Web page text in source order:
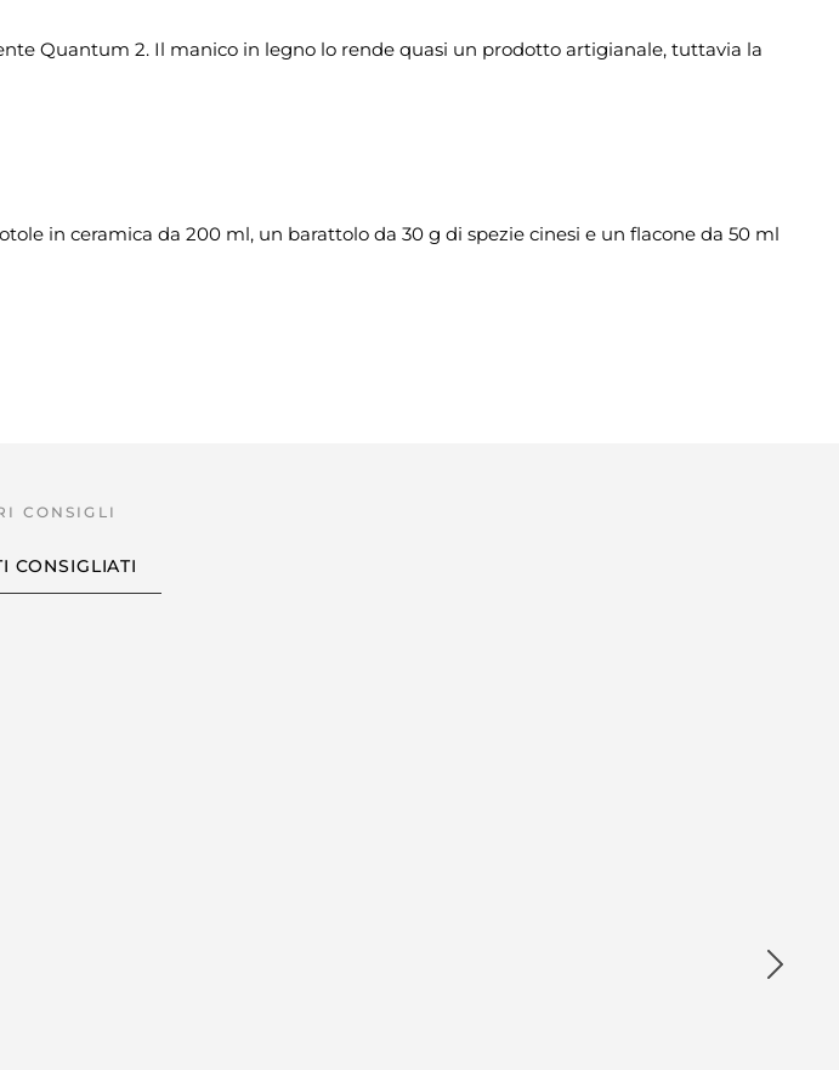
Quantum 2. Il manico in legno lo rende quasi un prodotto artigianale, tuttavia la
in ceramica da 200 ml, un barattolo da 30 g di spezie cinesi e un flacone da 50 ml
CONSIGLIATI